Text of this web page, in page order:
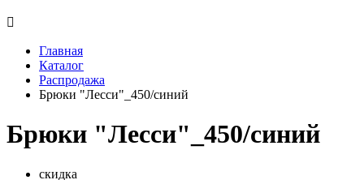

Главная
Каталог
Распродажа
Брюки "Лесси"_450/синий
Брюки "Лесси"_450/синий
скидка